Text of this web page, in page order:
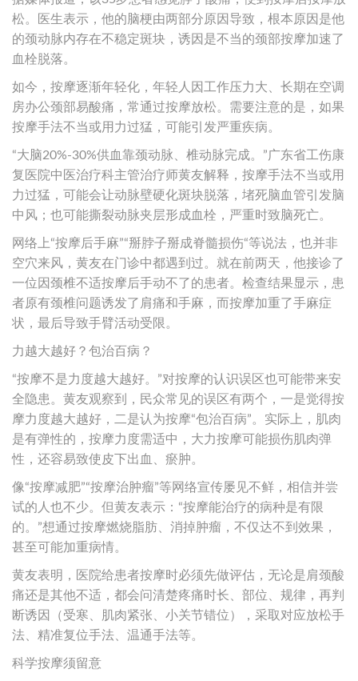
松。医生表示，他的脑梗由两部分原因导致，根本原因是他
的颈动脉内存在不稳定斑块，诱因是不当的颈部按摩加速了
血栓脱落。
如今，按摩逐渐年轻化，年轻人因工作压力大、长期在空调
房办公颈部易酸痛，常通过按摩放松。需要注意的是，如果
按摩手法不当或用力过猛，可能引发严重疾病。
“大脑20%-30%供血靠颈动脉、椎动脉完成。”广东省工伤康
复医院中医治疗科主管治疗师黄友解释，按摩手法不当或用
力过猛，可能会让动脉壁硬化斑块脱落，堵死脑血管引发脑
中风；也可能撕裂动脉夹层形成血栓，严重时致脑死亡。
网络上“按摩后手麻”“掰脖子掰成脊髓损伤“等说法，也并非
空穴来风，黄友在门诊中都遇到过。就在前两天，他接诊了
一位因颈椎不适按摩后手动不了的患者。检查结果显示，患
者原有颈椎问题诱发了肩痛和手麻，而按摩加重了手麻症
状，最后导致手臂活动受限。
力越大越好？包治百病？
“按摩不是力度越大越好。”对按摩的认识误区也可能带来安
全隐患。黄友观察到，民众常见的误区有两个，一是觉得按
摩力度越大越好，二是认为按摩“包治百病”。实际上，肌肉
是有弹性的，按摩力度需适中，大力按摩可能损伤肌肉弹
性，还容易致使皮下出血、瘀肿。
像“按摩减肥”“按摩治肿瘤”等网络宣传屡见不鲜，相信并尝
试的人也不少。但黄友表示：“按摩能治疗的病种是有限
的。”想通过按摩燃烧脂肪、消掉肿瘤，不仅达不到效果，
甚至可能加重病情。
黄友表明，医院给患者按摩时必须先做评估，无论是肩颈酸
痛还是其他不适，都会问清楚疼痛时长、部位、规律，再判
断诱因（受寒、肌肉紧张、小关节错位），采取对应放松手
法、精准复位手法、温通手法等。
科学按摩须留意